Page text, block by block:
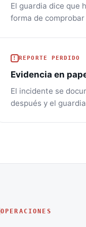
El guardia dice que
forma de
REPORTE PERDIDO
Evidencia en
El incidente se
después y el
OPERACIONES